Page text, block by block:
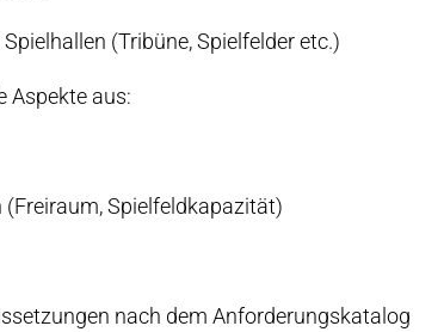
(Tribüne, Spielfelder etc.)
Aspekte aus:
Spielfeldkapazität)
nach dem Anforderungskatalog